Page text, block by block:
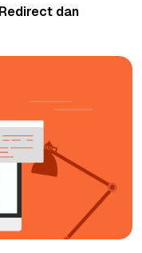
dan